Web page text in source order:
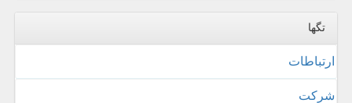
تگها
ارتباطات
شركت